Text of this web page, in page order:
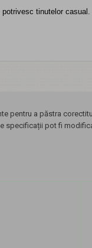
tinutelor casual.
pentru a păstra
specificații pot fi